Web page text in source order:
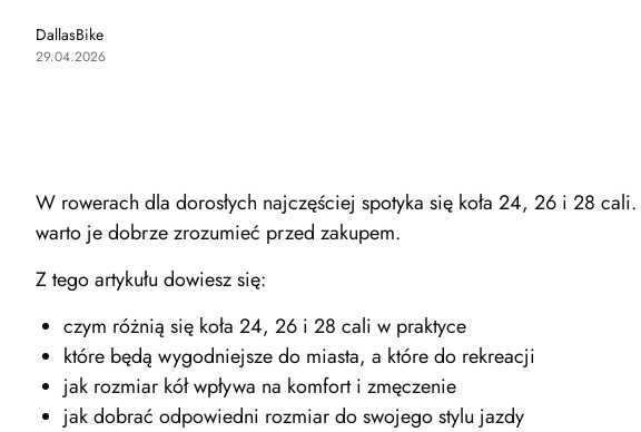
DallasBike
29.04.2026
W rowerach dla dorosłych najczęściej spotyka się koła 24, 26 i 28
warto je dobrze zrozumieć przed zakupem.
Z tego artykułu dowiesz się:
czym różnią się koła 24, 26 i 28 cali w praktyce
które będą wygodniejsze do miasta, a które do rekreacji
jak rozmiar kół wpływa na komfort i zmęczenie
jak dobrać odpowiedni rozmiar do swojego stylu jazdy